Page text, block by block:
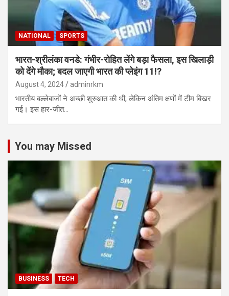
NATIONAL SPORTS
भारत-श्रीलंका वनडे: गंभीर-रोहित लेंगे बड़ा फैसला, इस खिलाड़ी
को देंगे मौका; बदल जाएगी भारत की प्लेइंग 11!?
August 4, 2024 adminrkm
भारतीय बल्लेबाजों ने अच्छी शुरुआत की थी, लेकिन अंतिम क्षणों में टीम बिखर
गई। इस हार-जीत…
You may Missed
BUSINESS TECH